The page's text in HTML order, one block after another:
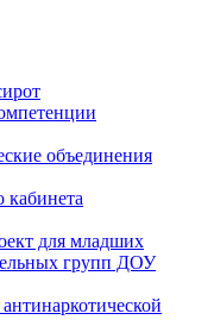
объединения
кабинета
для младших
групп ДОУ